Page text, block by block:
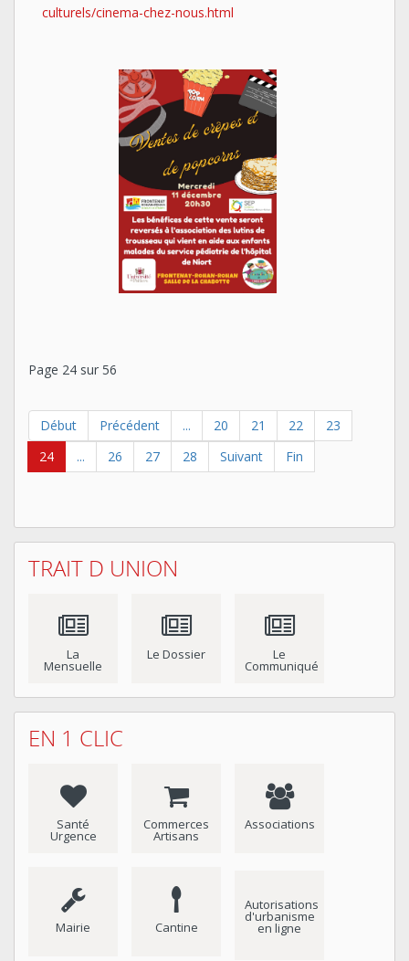
culturels/cinema-chez-nous.html
Page 24 sur 56
Début Précédent ... 20 21 22
23
24
... 26 27 28 Suivant Fin
TRAIT D UNION
La
Mensuelle
Le Dossier Le
Communiqué
EN 1 CLIC
Santé
Urgence
Commerces
Artisans
Associations
Mairie Cantine
Autorisations
d'urbanisme
en ligne